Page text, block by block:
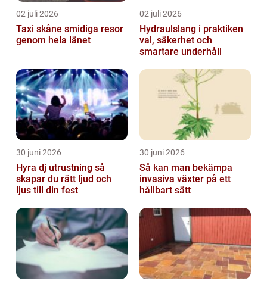
02 juli 2026
Taxi skåne smidiga resor
genom hela länet
02 juli 2026
Hydraulslang i praktiken
val, säkerhet och
smartare underhåll
30 juni 2026
Hyra dj utrustning så
skapar du rätt ljud och
ljus till din fest
30 juni 2026
Så kan man bekämpa
invasiva växter på ett
hållbart sätt